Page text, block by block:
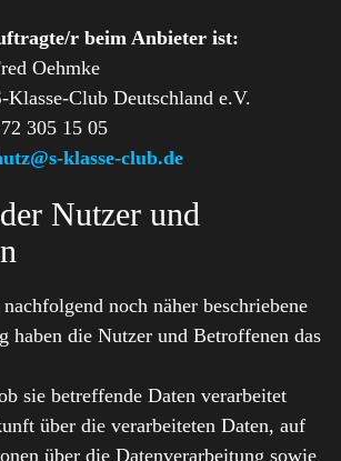
r beim Anbieter ist:
Oehmke
Klasse-Club Deutschland e.V.
305 15 05
klasse-club.de
Nutzer und
noch näher beschriebene
haben die Nutzer und Betroffenen das
sie betreffende Daten verarbeitet
über die verarbeiteten Daten, auf
über die Datenverarbeitung sowie